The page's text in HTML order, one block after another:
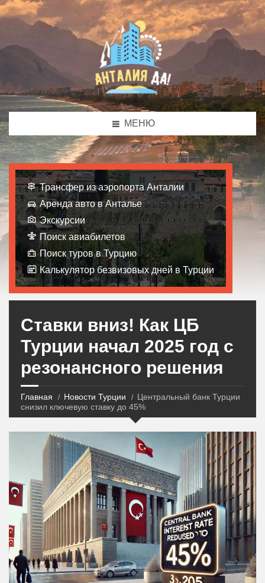
МЕНЮ
Трансфер из аэропорта Анталии
Аренда авто в Анталье
Экскурсии
Поиск авиабилетов
Поиск туров в Турцию
Калькулятор безвизовых дней в Турции
Ставки вниз! Как ЦБ
Турции начал 2025 год с
резонансного решения
Главная Новости Турции
Центральный банк Турции
снизил ключевую ставку до 45%